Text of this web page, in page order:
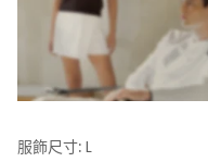
服飾尺寸: L